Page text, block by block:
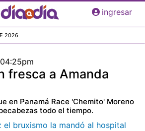
Pasar
al
principal
ingresar
2026
fresca a Amanda
en Panamá Race 'Chemito' Moreno
todo el tiempo.
el bruxismo la mandó al hospital